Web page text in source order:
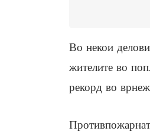
Во некои
жителите во
рекорд во